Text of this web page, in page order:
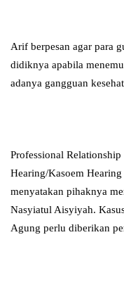
Arif berpesan agar para
didiknya apabila
adanya gangguan
Professional
Hearing/Kasoem
menyatakan pihaknya
Nasyiatul Aisyiyah.
Agung perlu diberikan